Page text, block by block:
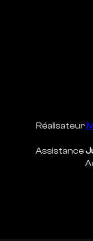
Réalisateur
Assistance